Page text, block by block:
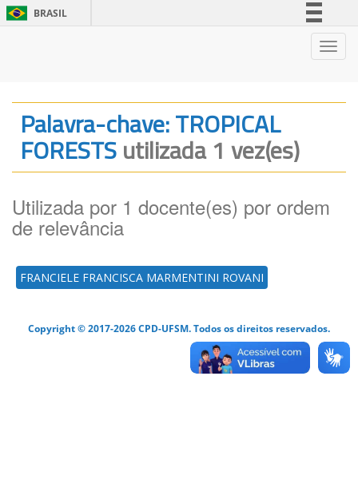
BRASIL
Legislação
Canais
Palavra-chave: TROPICAL
FORESTSutilizada 1 vez(es)
Utilizada por 1 docente(es) por ordem
de relevância
FRANCIELE FRANCISCA MARMENTINI ROVANI
Copyright © 2017-2026 CPD-UFSM. Todos os direitos reservados.